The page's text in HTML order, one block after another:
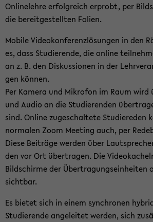
On­line­leh­re er­folg­reich er­probt, per
die be­reit­ge­stell­ten Fo­li­en.
Mo­bi­le Vi­deo­kon­fe­renz­lö­sun­gen in den
es, dass Stu­die­ren­de, die on­line
an z. B. den Dis­kus­sio­nen in der
gen kön­nen.
Per Ka­me­ra und Mi­kro­fon im Raum wird
und Audio an die Stu­die­ren­den
sind. On­line zu­ge­schal­te­te Stu­die­re­den
nor­ma­len Zoom Mee­ting auch, per
Diese Bei­trä­ge wer­den über
den vor Ort über­tra­gen. Die
Bild­schir­me der Über­tra­gungs­ein­hei­ten
sicht­bar.
Es bie­tet sich in einem syn­chro­nen
Stu­die­ren­de an­ge­lei­tet wer­den, sich